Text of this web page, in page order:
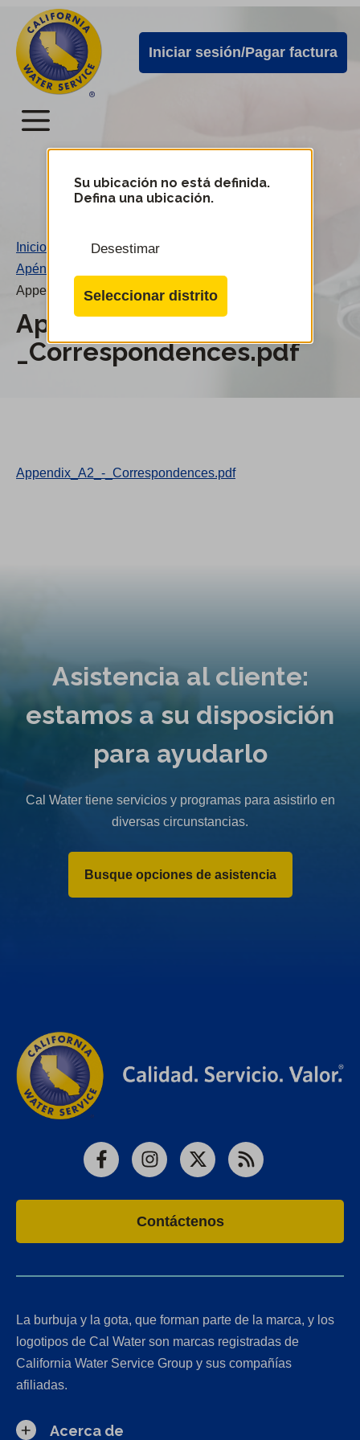
directamente
contenido
principal
Alertas
de
Cal
Water
Iniciar sesión/Pagar factura
Menú
Menú
servicio
móvil
de
Cal
Water
Su ubicación no está definida.
Defina una ubicación.
Desestimar
Seleccionar distrito
Inicio
Apéndice A2 - Correspondencias
Appendix_A2_-_Correspondences.pdf
Appendix_A2_-
_Correspondences.pdf
Appendix_A2_-_Correspondences.pdf
Asistencia al cliente:
estamos a su disposición
para ayudarlo
Cal Water tiene servicios y programas para asistirlo en
diversas circunstancias.
Busque opciones de asistencia
FacebookInstagram
X RSS
Contáctenos
La burbuja y la gota, que forman parte de la marca, y los
logotipos de Cal Water son marcas registradas de
California Water Service Group y sus compañías
afiliadas.
Acerca de